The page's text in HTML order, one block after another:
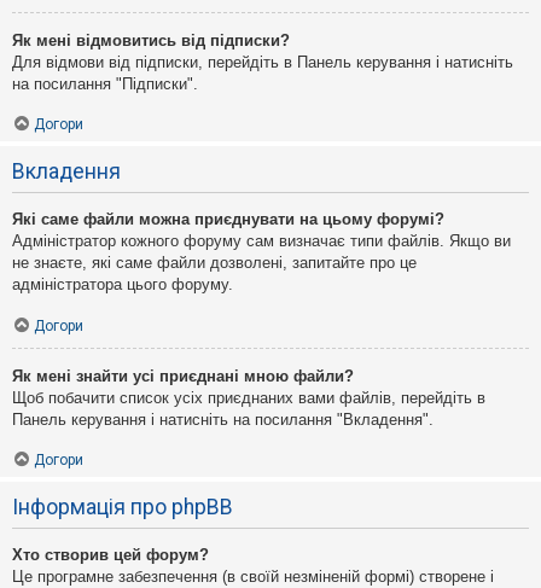
Як мені відмовитись від підписки?
Для відмови від підписки, перейдіть в Панель керування і натисніть
на посилання "Підписки".
Догори
Вкладення
Які саме файли можна приєднувати на цьому форумі?
Адміністратор кожного форуму сам визначає типи файлів. Якщо ви
не знаєте, які саме файли дозволені, запитайте про це
адміністратора цього форуму.
Догори
Як мені знайти усі приєднані мною файли?
Щоб побачити список усіх приєднаних вами файлів, перейдіть в
Панель керування і натисніть на посилання "Вкладення".
Догори
Інформація про phpBB
Хто створив цей форум?
Це програмне забезпечення (в своїй незміненій формі) створене і